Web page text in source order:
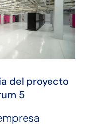
del proyecto
5